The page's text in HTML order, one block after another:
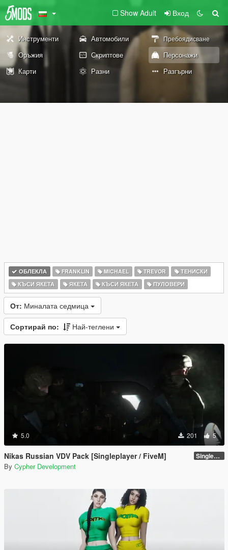
Show Adult Вход
Инструменти Автомобили Пребоядисване
Оръжия Скриптове
Персонажи
Карти
Разни Разгърни
ОБЛЕКЛА FRANKLIN MICHAEL TREVOR
ТЕНИСКИ
КЪСИ ЯКЕТА
ЯКЕТА КЪСИ ЯКЕТА ПУЛОВЕРИ
От: Миналата седмица
Сортирай по: Най-теглени
5.0 201 5
Nikas Russian VDV Pack [Singleplayer / FiveM] Singleplayer 1.0
By Cypher Development